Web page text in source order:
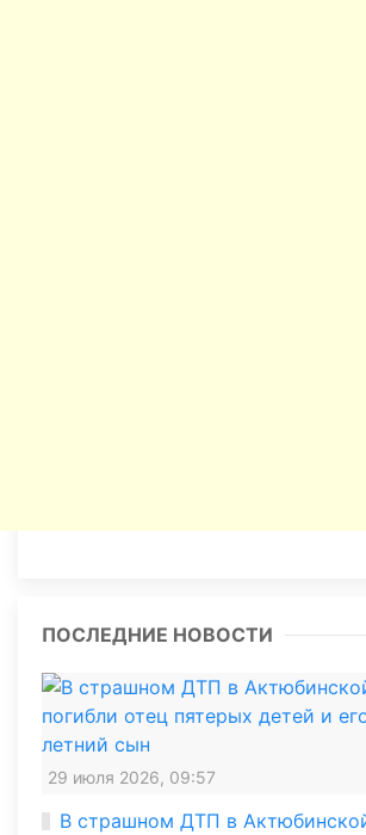
ПОСЛЕДНИЕ НОВОСТИ
29 июля 2026, 09:57
В страшном ДТП в